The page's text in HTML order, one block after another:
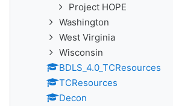
Project HOPE
Washington
West Virginia
Wisconsin
BDLS_4.0_TCResources
TCResources
Decon